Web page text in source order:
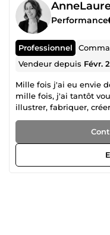
Performance
Professionnel
Vendeur depuis Févr.
Mille fois j'ai eu envie
mille fois, j'ai tantôt
illustrer, fabriquer,
pour me lancer, mais
appelée. Mes
travail bien fait, mon
qui est beau et fait
virtuelle dévouée aux